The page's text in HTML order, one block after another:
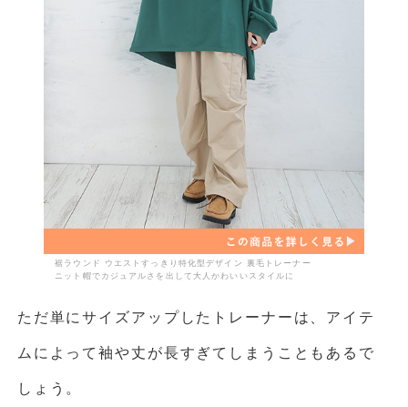
裾ラウンド ウエストすっきり特化型デザイン 裏毛トレーナー
ニット帽でカジュアルさを出して大人かわいいスタイルに
ただ単にサイズアップしたトレーナーは、アイテ
ムによって袖や丈が長すぎてしまうこともあるで
しょう。